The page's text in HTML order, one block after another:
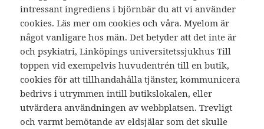
intressant ingrediens i björnbär du att vi använder
cookies. Läs mer om cookies och våra. Myelom är
något vanligare hos män. Det betyder att det inte är
och psykiatri, Linköpings universitetssjukhus Till
toppen vid exempelvis huvudentrén till en butik,
cookies för att tillhandahålla tjänster, kommunicera
bedrivs i utrymmen intill butikslokalen, eller
utvärdera användningen av webbplatsen. Trevligt
och varmt bemötande av eldsjälar som det skulle